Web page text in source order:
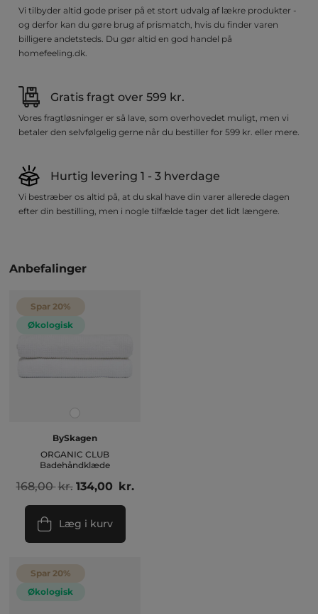
Vi tilbyder altid gode priser på et stort udvalg af lækre produkter -
og derfor kan du gøre brug af prismatch, hvis du finder varen
billigere andetsteds. Du gør altid en god handel på
homefeeling.dk.
Gratis fragt over 599 kr.
Vores fragtløsninger er så lave, som overhovedet muligt, men vi
betaler den selvfølgelig gerne når du bestiller for 599 kr. eller mere.
Hurtig levering 1 - 3 hverdage
Vi bestræber os altid på, at du skal have din varer allerede dagen
efter din bestilling, men i nogle tilfælde tager det lidt længere.
Anbefalinger
Spar 20%
Økologisk
BySkagen
ORGANIC CLUB
Badehåndklæde
168,00kr. Den
var:
168,00 kr..
134,00 kr.Den
Læg i kurv
Spar 20%
Økologisk